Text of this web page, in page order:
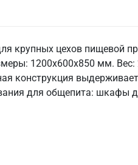
крупных цехов пищевой
1200x600x850 мм. Вес:
конструкция
для общепита: шкафы